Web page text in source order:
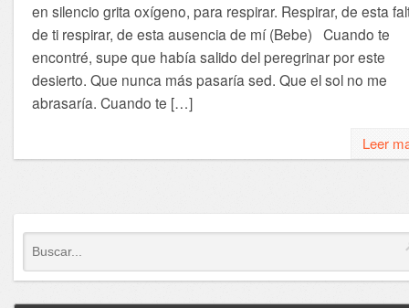
en silencio grita oxígeno, para respirar. Respirar, de esta
de ti respirar, de esta ausencia de mí (Bebe) Cuando te
encontré, supe que había salido del peregrinar por este
desierto. Que nunca más pasaría sed. Que el sol no me
abrasaría. Cuando te […]
Leer